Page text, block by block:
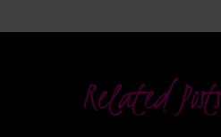
Related Posts